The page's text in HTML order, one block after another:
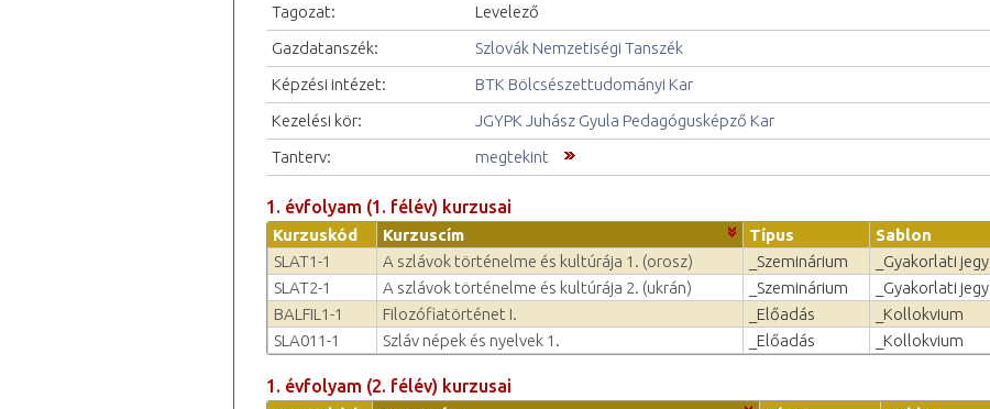
Tagozat:
Levelező
Gazdatanszék:
Szlovák Nemzetiségi Tanszék
Képzési intézet:
BTK Bölcsészettudományi Kar
Kezelési kör:
JGYPK Juhász Gyula Pedagógusképző Kar
Tanterv:
megtekint
1. évfolyam (1. félév) kurzusai
Kurzuskód Kurzuscím Típus Sablon
SLAT1-1
A szlávok történelme és kultúrája 1. (orosz) _Szeminárium
_Gyakorlati jegy
SLAT2-1
A szlávok történelme és kultúrája 2. (ukrán) _Szeminárium
_Gyakorlati jegy
BALFIL1-1
Filozófiatörténet I. _Előadás
_Kollokvium
SLA011-1
Szláv népek és nyelvek 1. _Előadás _Kollokvium
1. évfolyam (2. félév) kurzusai